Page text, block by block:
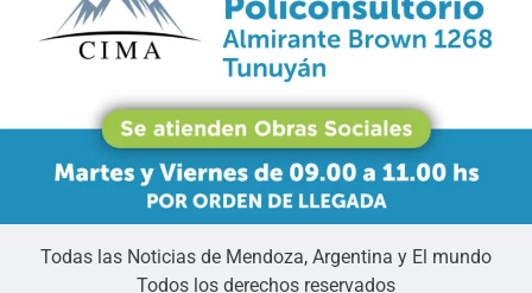
Todas las Noticias de Mendoza, Argentina y El mundo
Todos los derechos reservados